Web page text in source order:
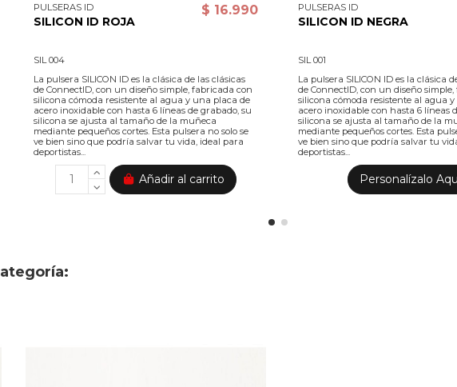
PULSERAS ID
SILICON ID ROJA
SIL 004
$ 16.990
La pulsera SILICON ID es la clásica de las clásicas
de ConnectID, con un diseño simple, fabricada con
silicona cómoda resistente al agua y una placa de
acero inoxidable con hasta 6 líneas de grabado, su
silicona se ajusta al tamaño de la muñeca
mediante pequeños cortes. Esta pulsera no solo se
ve bien sino que podría salvar tu vida, ideal para
deportistas...
Añadir al carrito
PULSERAS ID
SILICON ID NEGRA
SIL 001
La pulsera SILICON ID es la clásica
de ConnectID, con un diseño
silicona cómoda resistente al agua
acero inoxidable con hasta 6 líneas
silicona se ajusta al tamaño de la
mediante pequeños cortes. Esta
ve bien sino que podría salvar tu
deportistas...
Personalízalo